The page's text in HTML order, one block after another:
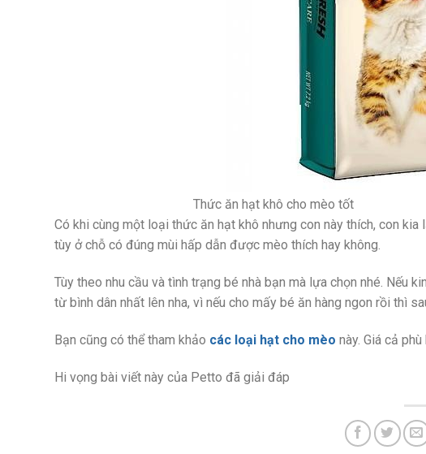
Thức ăn hạt khô cho mèo tốt
Có khi cùng một loại thức ăn hạt khô nhưng con này thích, con
tùy ở chỗ có đúng mùi hấp dẫn được mèo thích hay không.
Tùy theo nhu cầu và tình trạng bé nhà bạn mà lựa chọn nhé. Nếu
từ bình dân nhất lên nha, vì nếu cho mấy bé ăn hàng ngon rồi thì
Bạn cũng có thể tham khảo các loại hạt cho mèo này. Giá cả
Hi vọng bài viết này của Petto đã giải đáp